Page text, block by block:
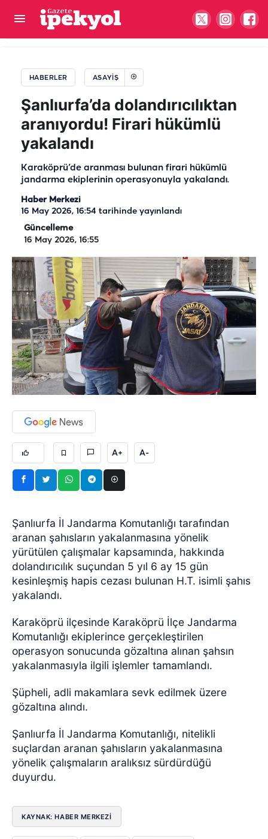
HABERLER ASAYIŞ
Şanlıurfa’da dolandırıcılıktan
aranıyordu! Firari hükümlü
yakalandı
Karaköprü’de aranması bulunan firari hükümlü
jandarma ekiplerinin operasyonuyla yakalandı.
Haber Merkezi
16 May 2026, 16:54 tarihinde yayınlandı
Güncelleme
16 May 2026, 16:55
A+ A-
Şanlıurfa İl Jandarma Komutanlığı tarafından
aranan şahısların yakalanmasına yönelik
yürütülen çalışmalar kapsamında, hakkında
dolandırıcılık suçundan 5 yıl 6 ay 15 gün
kesinleşmiş hapis cezası bulunan H.T. isimli şahıs
yakalandı.
Karaköprü ilçesinde Karaköprü İlçe Jandarma
Komutanlığı ekiplerince gerçekleştirilen
operasyon sonucunda gözaltına alınan şahsın
yakalanmasıyla ilgili işlemler tamamlandı.
Şüpheli, adli makamlara sevk edilmek üzere
gözaltına alındı.
Şanlıurfa İl Jandarma Komutanlığı, nitelikli
suçlardan aranan şahısların yakalanmasına
yönelik çalışmaların aralıksız sürdürdüğü
duyurdu.
KAYNAK: HABER MERKEZİ
Şanlıurfa’da iki araç çarpıştı! Motosiklet sürücüsü